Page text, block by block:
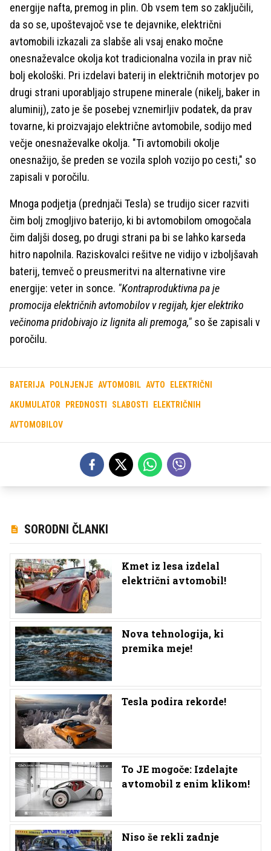
energije nafta, premog in plin. Ob vsem tem so zaključili,
da so se, upoštevajoč vse te dejavnike, električni
avtomobili izkazali za slabše ali vsaj enako močne
onesnaževalce okolja kot tradicionalna vozila in prav nič
bolj ekološki. Pri izdelavi baterij in električnih motorjev po
drugi strani uporabljajo strupene minerale (nikelj, baker in
aluminij), zato je še posebej vznemirljiv podatek, da prav
tovarne, ki proizvajajo električne avtomobile, sodijo med
večje onesnaževalke okolja. "Ti avtomobili okolje
onesnažijo, še preden se vozila sploh vozijo po cesti," so
zapisali v poročilu.
Mnoga podjetja (prednjači Tesla) se trudijo sicer razviti
čim bolj zmogljivo baterijo, ki bi avtomobilom omogočala
čim daljši doseg, po drugi strani pa bi se lahko karseda
hitro napolnila. Raziskovalci rešitve ne vidijo v izboljšavah
baterij, temveč o preusmeritvi na alternativne vire
energije: veter in sonce. "Kontraproduktivna pa je
promocija električnih avtomobilov v regijah, kjer elektriko
večinoma pridobivajo iz lignita ali premoga," so še zapisali v
poročilu.
BATERIJA POLNJENJE AVTOMOBIL AVTO ELEKTRIČNI
AKUMULATOR PREDNOSTI SLABOSTI ELEKTRIČNIH
AVTOMOBILOV
SORODNI ČLANKI
Kmet iz lesa izdelal
električni avtomobil!
Nova tehnologija, ki
premika meje!
Tesla podira rekorde!
To JE mogoče: Izdelajte
avtomobil z enim klikom!
Niso še rekli zadnje